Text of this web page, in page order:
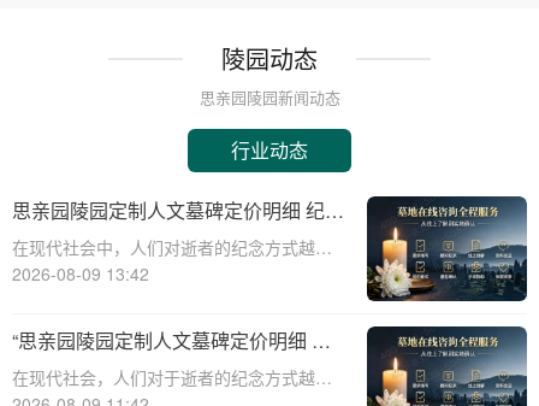
陵园动态
思亲园陵园新闻动态
行业动态
思亲园陵园定制人文墓碑定价明细 纪念
空间免费开放使用详解
在现代社会中，人们对逝者的纪念方式越来
越注重人文关怀和精神寄托。思亲园陵园作
了一系列定制化的人文墓碑服务。本文将详
细介绍思亲园陵园定制人文墓碑的定价明
细，以及纪念
2026-08-09 13:42
“思亲园陵园定制人文墓碑定价明细 纪
念空间免费开放使用”
在现代社会，人们对于逝者的纪念方式越来